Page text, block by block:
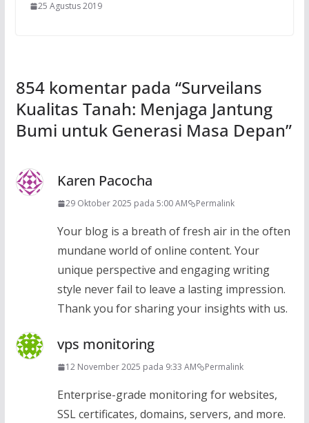
25 Agustus 2019
854 komentar pada “Surveilans
Kualitas Tanah: Menjaga Jantung
Bumi untuk Generasi Masa Depan”
Karen Pacocha
29 Oktober 2025 pada 5:00 AM Permalink
Your blog is a breath of fresh air in the often
mundane world of online content. Your
unique perspective and engaging writing
style never fail to leave a lasting impression.
Thank you for sharing your insights with us.
vps monitoring
12 November 2025 pada 9:33 AM Permalink
Enterprise-grade monitoring for websites,
SSL certificates, domains, servers, and more.